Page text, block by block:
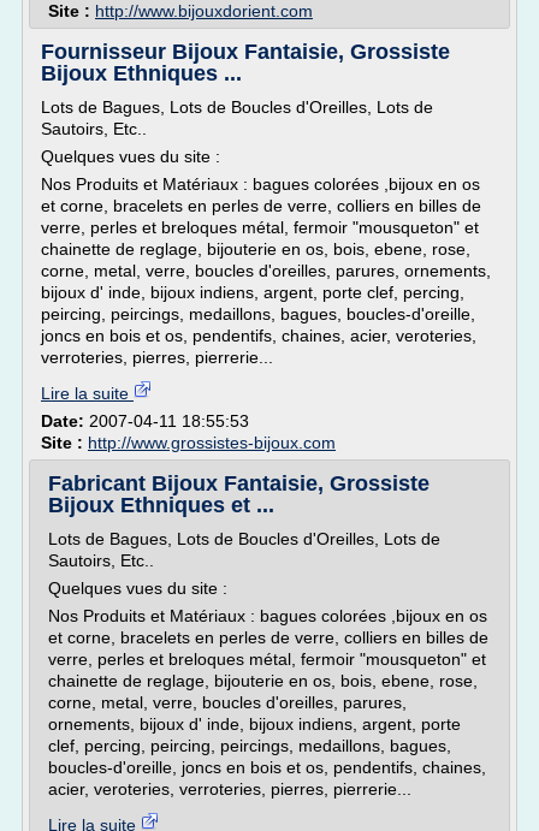
Site : http://www.bijouxdorient.com
Fournisseur Bijoux Fantaisie, Grossiste
Bijoux Ethniques ...
Lots de Bagues, Lots de Boucles d'Oreilles, Lots de
Sautoirs, Etc..
Quelques vues du site :
Nos Produits et Matériaux : bagues colorées ,bijoux en os
et corne, bracelets en perles de verre, colliers en billes de
verre, perles et breloques métal, fermoir "mousqueton" et
chainette de reglage, bijouterie en os, bois, ebene, rose,
corne, metal, verre, boucles d'oreilles, parures, ornements,
bijoux d' inde, bijoux indiens, argent, porte clef, percing,
peircing, peircings, medaillons, bagues, boucles-d'oreille,
joncs en bois et os, pendentifs, chaines, acier, veroteries,
verroteries, pierres, pierrerie...
Lire la suite
Date: 2007-04-11 18:55:53
Site : http://www.grossistes-bijoux.com
Fabricant Bijoux Fantaisie, Grossiste
Bijoux Ethniques et ...
Lots de Bagues, Lots de Boucles d'Oreilles, Lots de
Sautoirs, Etc..
Quelques vues du site :
Nos Produits et Matériaux : bagues colorées ,bijoux en os
et corne, bracelets en perles de verre, colliers en billes de
verre, perles et breloques métal, fermoir "mousqueton" et
chainette de reglage, bijouterie en os, bois, ebene, rose,
corne, metal, verre, boucles d'oreilles, parures,
ornements, bijoux d' inde, bijoux indiens, argent, porte
clef, percing, peircing, peircings, medaillons, bagues,
boucles-d'oreille, joncs en bois et os, pendentifs, chaines,
acier, veroteries, verroteries, pierres, pierrerie...
Lire la suite